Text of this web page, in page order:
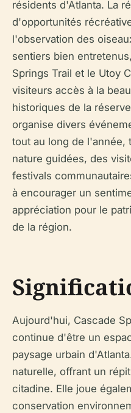
résidents d'Atlanta. La
d'opportunités
l'observation des
sentiers bien
Springs Trail et le Utoy
visiteurs accès à la
historiques de la
organise divers
tout au long de l'année,
nature guidées, des
festivals
à encourager un
appréciation pour le
de la région.
Aujourd'hui, Cascade
continue d'être un
paysage urbain
naturelle, offrant un
citadine. Elle joue
conservation